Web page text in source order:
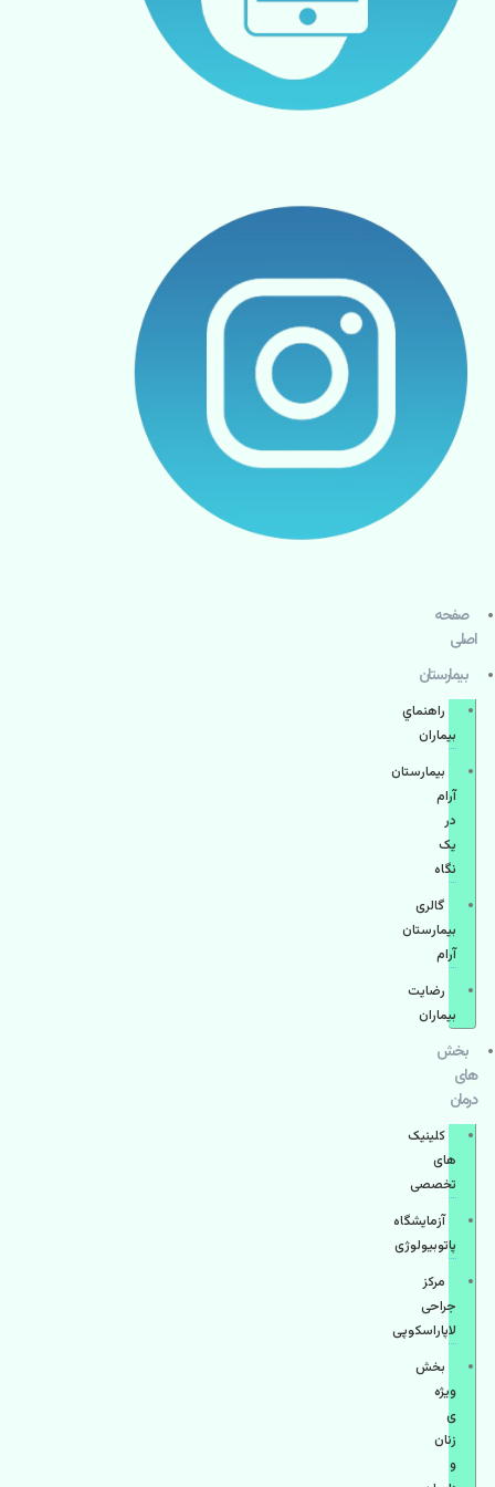
صفحه
اصلی
بيمارستان
راهنماي
بیماران
بیمارستان
آرام
در
یک
نگاه
گالری
بیمارستان
آرام
رضایت
بیماران
بخش
های
درمان
کلینیک
های
تخصصی
آزمایشگاه
پاتوبیولوژی
مرکز
جراحی
لاپاراسکوپی
بخش
ویژه
ی
زنان
و